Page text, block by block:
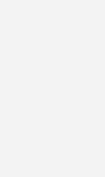
Das die
steht er
Für die
Wochen
Punkte
die Liste
Einzig
und